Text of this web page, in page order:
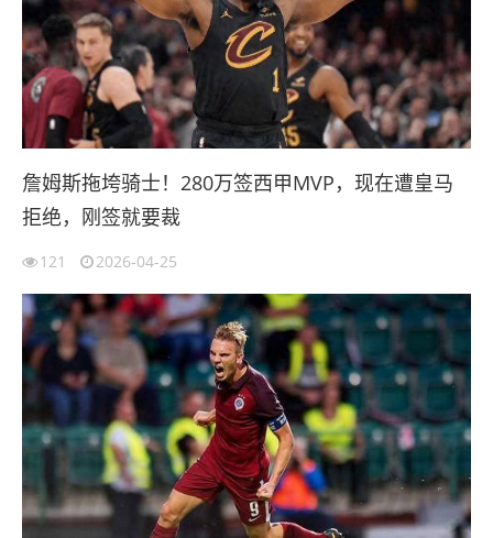
詹姆斯拖垮骑士！280万签西甲MVP，现在遭皇马
拒绝，刚签就要裁
121 2026-04-25